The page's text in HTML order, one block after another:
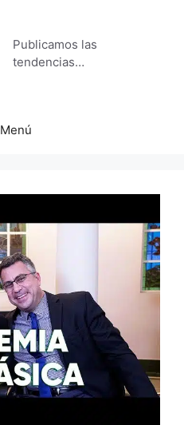
Publicamos las
tendencias…
Menú